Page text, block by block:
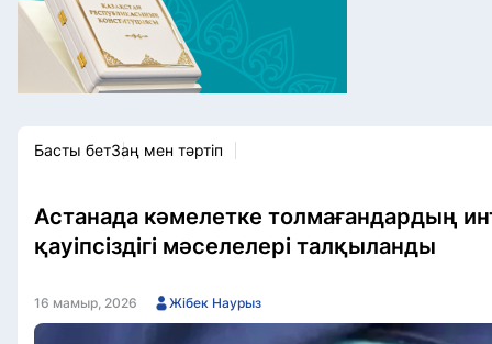
Экономика
Спорт
Мәдениет
Басты бетЗаң мен тәртіп
Астанада кәмелетке толмағандардың
қауіпсіздігі мәселелері талқыланды
16 мамыр, 2026 Жібек Наурыз